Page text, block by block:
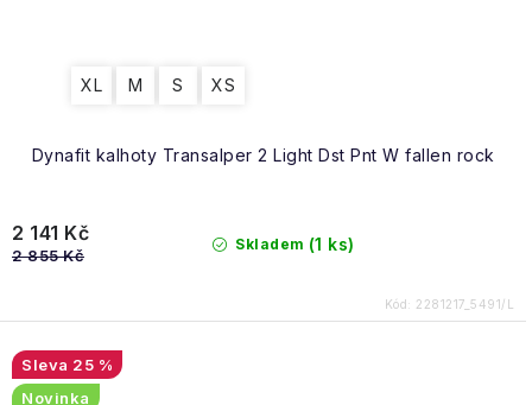
Dynafit kalhoty Transalper 2 Light Dst Pnt W fallen rock
XL M S XS
Skladem (1 ks)
2 141 Kč
2 855 Kč
Kód: 2281217_5491/L
25 %
Novinka